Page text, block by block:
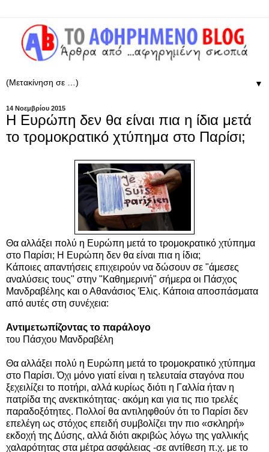
▼
14 Νοεμβρίου 2015
Η Ευρώπη δεν θα είναι πια η ίδια μετά
το τρομοκρατικό χτύπημα στο Παρίσι;
Θα αλλάξει πολύ η Ευρώπη μετά το τρομοκρατικό χτύπημα
στο Παρίσι; Η Ευρώπη δεν θα είναι πια η ίδια;
Κάποιες απαντήσεις επιχειρούν να δώσουν σε "άμεσες
αναλύσεις τους" στην "Καθημερινή" σήμερα οι Πάσχος
Μανδραβέλης και ο Αθανάσιος Έλις. Κάποια αποσπάσματα
από αυτές στη συνέχεια:
Αντιμετωπίζοντας το παράλογο
του Πάσχου Μανδραβέλη
Θα αλλάξει πολύ η Ευρώπη μετά το τρομοκρατικό χτύπημα
στο Παρίσι. Όχι μόνο γιατί είναι η τελευταία σταγόνα που
ξεχειλίζει το ποτήρι, αλλά κυρίως διότι η Γαλλία ήταν η
πατρίδα της ανεκτικότητας· ακόμη και για τις πιο τρελές
παραδοξότητες. Πολλοί θα αντιληφθούν ότι το Παρίσι δεν
επελέγη ως στόχος επειδή συμβολίζει την πιο «σκληρή»
εκδοχή της Δύσης, αλλά διότι ακριβώς λόγω της γαλλικής
χαλαρότητας στα μέτρα ασφάλειας -σε αντίθεση π.χ. με το